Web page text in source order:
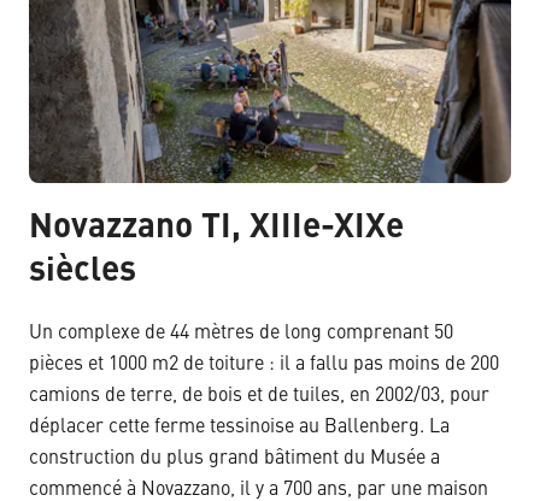
Novazzano TI, XIIIe-XIXe
siècles
Un complexe de 44 mètres de long comprenant 50
pièces et 1000 m2 de toiture : il a fallu pas moins de 200
camions de terre, de bois et de tuiles, en 2002/03, pour
déplacer cette ferme tessinoise au Ballenberg. La
construction du plus grand bâtiment du Musée a
commencé à Novazzano, il y a 700 ans, par une maison